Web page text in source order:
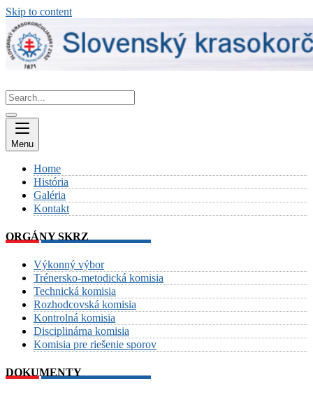
Skip to content
Menu
Home
História
Galéria
Kontakt
ORGÁNY SKRZ
Výkonný výbor
Trénersko-metodická komisia
Technická komisia
Rozhodcovská komisia
Kontrolná komisia
Disciplinárna komisia
Komisia pre riešenie sporov
DOKUMENTY